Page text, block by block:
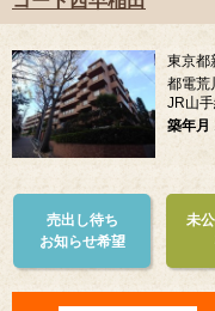
東京都
都電荒
JR山
築年月
売出し待ち
お知らせ希望
未